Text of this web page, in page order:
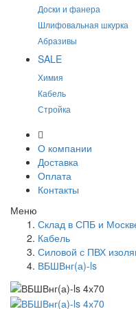
Доски и фанера
Шлифовальная шкурка
Абразивы
SALE
Химия
Кабель
Стройка
О компании
Доставка
Оплата
Контакты
Меню
Склад в СПБ и
Кабель
Силовой с ПВХ
ВБШВнг(а)-ls